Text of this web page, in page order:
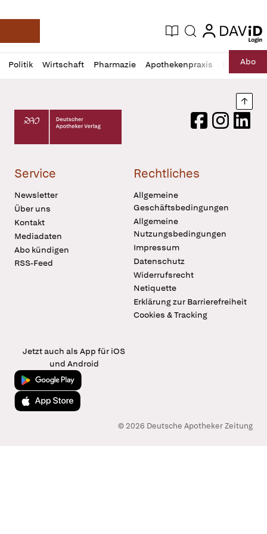
Deutsche Apotheker Zeitung
Aktuelle Ausgabe
Suche login
login
Politik Wirtschaft Pharmazie Apothekenpraxis RechtAbo
Profil
öffnen
Daz
Pur
Deutscher Apotheker Verlag Logo
FacebookInstagram
Service
Newsletter
Über uns
Kontakt
Mediadaten
Abo kündigen
RSS-Feed
Rechtliches
Allgemeine
Geschäftsbedingungen
Allgemeine
Nutzungsbedingungen
Impressum
Datenschutz
Widerrufsrecht
Netiquette
Erklärung zur Barrierefreiheit
Cookies & Tracking
Jetzt auch als App für iOS
und Android
Jetzt bei Google Play
Laden im App Store
© 2026 Deutsche Apotheker Zeitung